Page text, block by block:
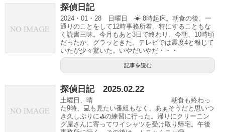
探偵日記
2024・01・28 日曜日 ☀ 8時起床。朝食の後、一
通りのことをして12時事務所着。特にすることもな
く読書三昧。今月もあと3日で終わり。今朝、10時頃
だったか、グラッときた。テレビでは震度4と報じて
いたが少々驚いた。いやだいやだ・・・
記事を読む
探偵日記 2025.02.22
土曜日、晴 朝食も終わっ
た9時、💻も見たい番組もなく、あぁそうだと思いつ
き久しぶりに⛳️の練習に行った。帰りにクリーニン
グ屋さんに寄ってワイシャツを受け取り帰宅。午後